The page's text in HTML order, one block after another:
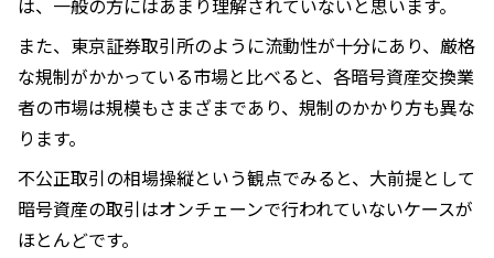
は、一般の方にはあまり理解されていないと思います。
また、東京証券取引所のように流動性が十分にあり、厳格
な規制がかかっている市場と比べると、各暗号資産交換業
者の市場は規模もさまざまであり、規制のかかり方も異な
ります。
不公正取引の相場操縦という観点でみると、大前提として
暗号資産の取引はオンチェーンで行われていないケースが
ほとんどです。